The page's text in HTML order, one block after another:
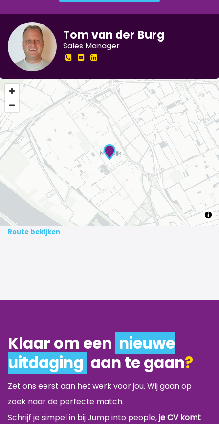
Tom van der Burg
Sales Manager
Route bekijken
Klaar om een nieuwe
uitdaging aan te gaan?
Zet ons eerst aan het werk voor jou. Wij gaan op
zoek naar de perfecte match.
Schrijf je simpel in bij Jump into people,je CV komt